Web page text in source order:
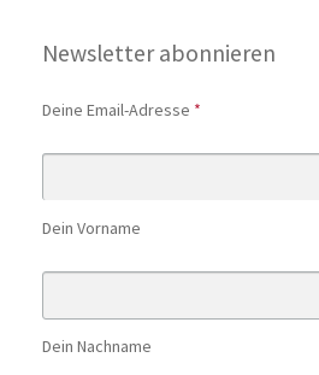
Newsletter abonnieren
Deine Email-Adresse *
Dein Vorname
Dein Nachname